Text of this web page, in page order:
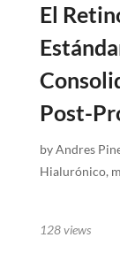
El
Post-
byAndres
Hialurónico,
128views